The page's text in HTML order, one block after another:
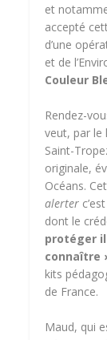
et
accepté
d’une
et de
Couleur
Rendez-
veut, par le
Saint-
originale,
Océans.
alerter
dont le
protéger
connaître
kits
de France.
Maud, qui